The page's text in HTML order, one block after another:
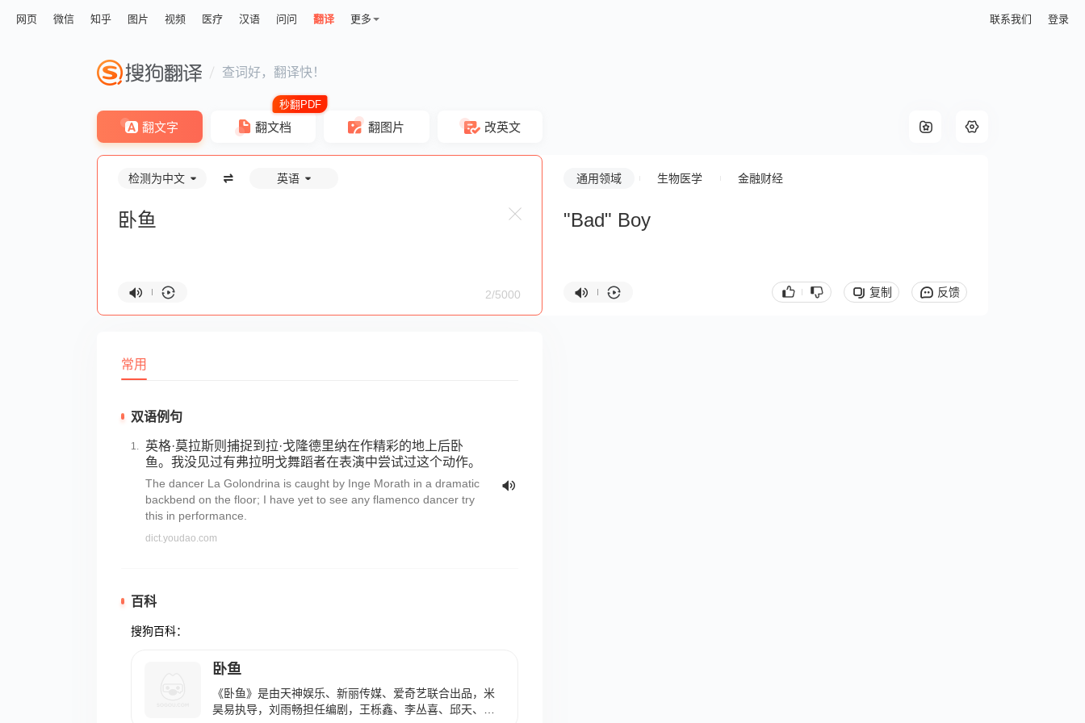
网页 微信 知乎 图片 视频 医疗 汉语 问问 翻译 更多 联系我们 登录
查词好，翻译快！
翻文字 翻文档 翻图片 改英文
检测为中文 英语
2/5000
通用领域 生物医学 金融财经
"Bad" Boy
复制 反馈
常用
双语例句
英格·莫拉斯则捕捉到拉·戈隆德里纳在作精彩的地上后卧
鱼。我没见过有弗拉明戈舞蹈者在表演中尝试过这个动作。
The dancer La Golondrina is caught by Inge Morath in a dramatic
backbend on the floor; I have yet to see any flamenco dancer try
this in performance.
dict.youdao.com
百科
搜狗百科：
卧鱼
《卧鱼》是由天神娱乐、新丽传媒、爱奇艺联合出品，米
昊易执导，刘雨畅担任编剧，王栎鑫、李丛喜、邱天、杨